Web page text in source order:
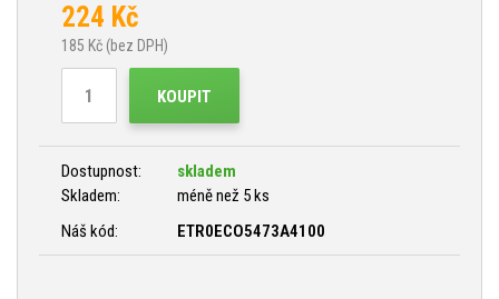
224 Kč
185 Kč (bez DPH)
KOUPIT
Dostupnost:
skladem
Skladem:
méně než 5 ks
Náš kód:
ETR0ECO5473A4100